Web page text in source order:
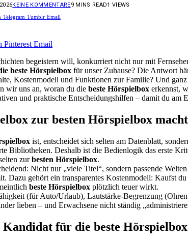
KEINE KOMMENTARE9 MINS READ1 VIEWS
Telegram Tumblr Email
Pinterest Email
begeistern will, konkurriert nicht nur mit
beste Hörspielbox für unser Zuhause? Die Antwort
Kostenmodell und Funktionen zur Familie? Und
wir uns an, woran du die beste Hörspielbox erkennst,
und praktische Entscheidungshilfen – damit du am
zur besten Hörspielbox
ist, entscheidet sich selten am Datenblatt,
Bibliotheken. Deshalb ist die Bedienlogik das erste
zurbesten Hörspielbox.
Nicht nur „viele Titel“, sondern passende
Dazu gehört ein transparentes Kostenmodell: Kaufst
beste Hörspielbox plötzlich teuer wirkt.
(für Auto/Urlaub), Lautstärke-Begrenzung
lieben – und Erwachsene nicht ständig
Kandidat für die beste